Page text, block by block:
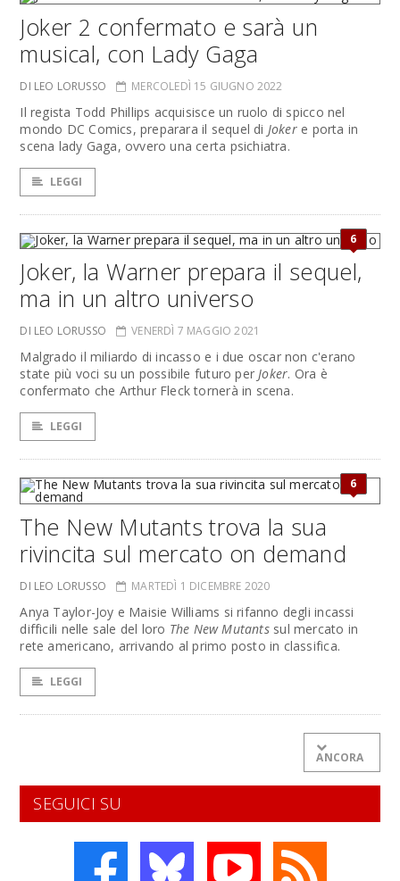
Joker 2 confermato e sarà un
musical, con Lady Gaga
DI LEO LORUSSO MERCOLEDÌ 15 GIUGNO 2022
Il regista Todd Phillips acquisisce un ruolo di spicco nel
mondo DC Comics, preparara il sequel di Jokere porta in
scena lady Gaga, ovvero una certa psichiatra.
LEGGI
6
Joker, la Warner prepara il sequel,
ma in un altro universo
DI LEO LORUSSO VENERDÌ 7 MAGGIO 2021
Malgrado il miliardo di incasso e i due oscar non c'erano
state più voci su un possibile futuro perJoker. Ora è
confermato che Arthur Fleck tornerà in scena.
LEGGI
6
The New Mutants trova la sua
rivincita sul mercato on demand
DI LEO LORUSSO MARTEDÌ 1 DICEMBRE 2020
Anya Taylor-Joy e Maisie Williams si rifanno degli incassi
difficili nelle sale del loro The New Mutantssul mercato in
rete americano, arrivando al primo posto in classifica.
LEGGI
ANCORA
SEGUICI SU